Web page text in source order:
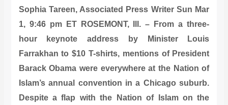
Sophia Tareen, Associated Press Writer Sun Mar
1, 9:46 pm ET ROSEMONT, Ill. – From a three-
hour keynote address by Minister Louis
Farrakhan to $10 T-shirts, mentions of President
Barack Obama were everywhere at the Nation of
Islam’s annual convention in a Chicago suburb.
Despite a flap with the Nation of Islam on the